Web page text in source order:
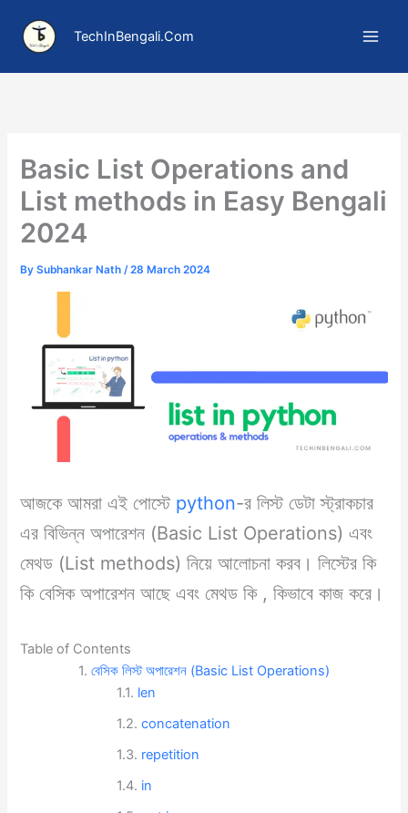
content
TechInBengali.Com
Basic List Operations and
List methods in Easy Bengali
2024
BySubhankar Nath/28 March 2024
আজকে আমরা এই পোস্টে python-র লিস্ট ডেটা স্ট্রাকচার
এর বিভিন্ন অপারেশন (Basic List Operations) এবং
মেথড (List methods) নিয়ে আলোচনা করব। লিস্টের কি
কি বেসিক অপারেশন আছে এবং মেথড কি , কিভাবে কাজ করে।
Table of Contents
বেসিক লিস্ট অপারেশন (Basic List Operations)
len
concatenation
repetition
in